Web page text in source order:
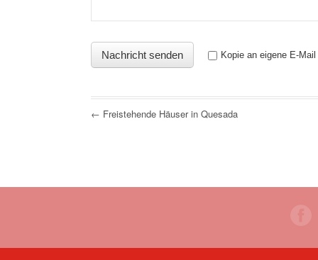
Kopie an eigene E-Mail
← Freistehende Häuser in Quesada